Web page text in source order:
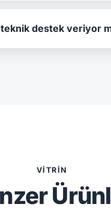
destek veriyor
VITRIN